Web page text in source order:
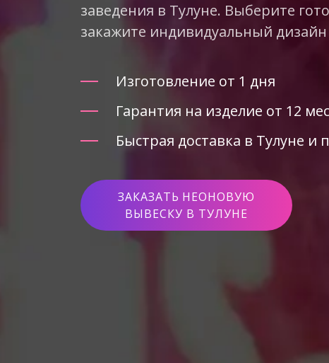
заведения в Тулуне. Выберите
закажите индивидуальный
Изготовление от 1 дня
Гарантия на изделие от 12
Быстрая доставка в Тулуне и
ЗАКАЗАТЬ НЕОНОВУЮ
ВЫВЕСКУ В ТУЛУНЕ